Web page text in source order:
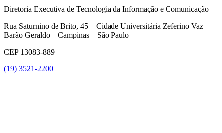
Diretoria Executiva de Tecnologia da Informação e Comunicação
Rua Saturnino de Brito, 45 – Cidade Universitária Zeferino Vaz
Barão Geraldo – Campinas – São Paulo
CEP 13083-889
(19) 3521-2200